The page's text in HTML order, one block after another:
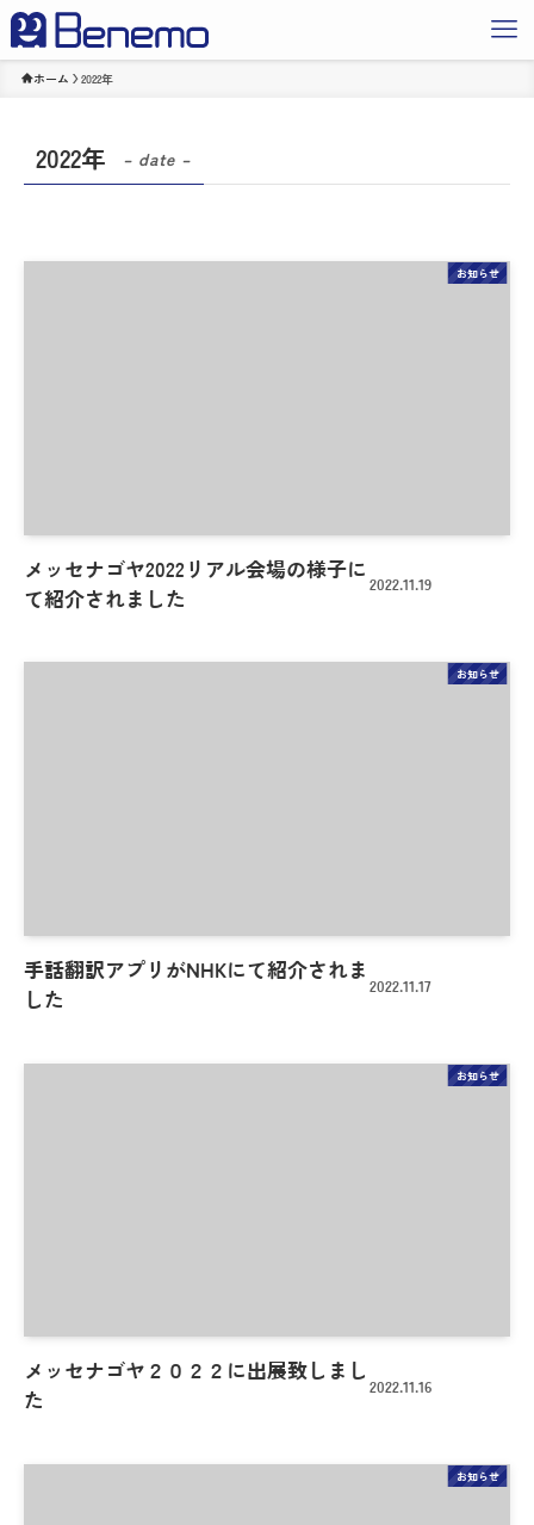
ホーム 2022年
2022年 – date –
お知らせ
メッセナゴヤ2022リアル会場の様子に
て紹介されました
2022.11.19
お知らせ
手話翻訳アプリがNHKにて紹介されま
した
2022.11.17
お知らせ
メッセナゴヤ２０２２に出展致しまし
た
2022.11.16
お知らせ